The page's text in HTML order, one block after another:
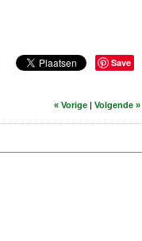
Save
« Vorige| Volgende »